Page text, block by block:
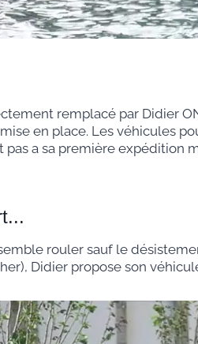
remplacé par Didier
en place. Les véhicules
pas a sa première
rouler sauf le
Didier propose son